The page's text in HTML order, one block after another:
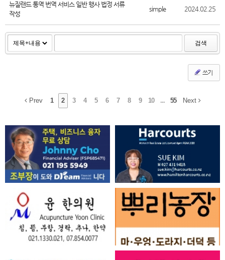
뉴질랜드 통역 번역 서비스 일반 행사 법정 서류
작성
simple 2024.02.25
검색
쓰기
Prev 1 2 3 4 5 6 7 8 9 10 ... 55 Next